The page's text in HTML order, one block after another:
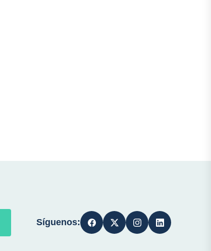
Síguenos: